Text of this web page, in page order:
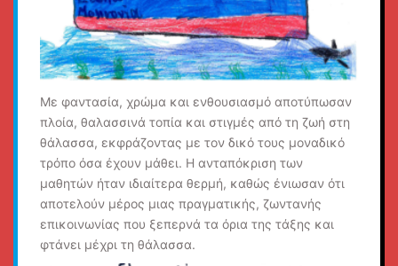
Με φαντασία, χρώμα και ενθουσιασμό αποτύπωσαν
πλοία, θαλασσινά τοπία και στιγμές από τη ζωή στη
θάλασσα, εκφράζοντας με τον δικό τους μοναδικό
τρόπο όσα έχουν μάθει. Η ανταπόκριση των
μαθητών ήταν ιδιαίτερα θερμή, καθώς ένιωσαν ότι
αποτελούν μέρος μιας πραγματικής, ζωντανής
επικοινωνίας που ξεπερνά τα όρια της τάξης και
φτάνει μέχρι τη θάλασσα.